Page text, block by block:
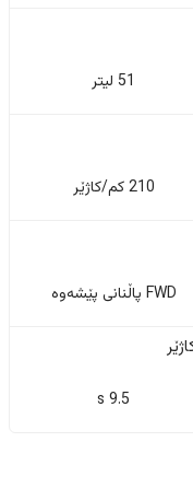
51 لیتر
210 کم/کاژێر
FWD پاڵنانی پێشەوە
9.5 s